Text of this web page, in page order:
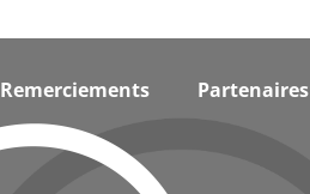
Remerciements Partenaires